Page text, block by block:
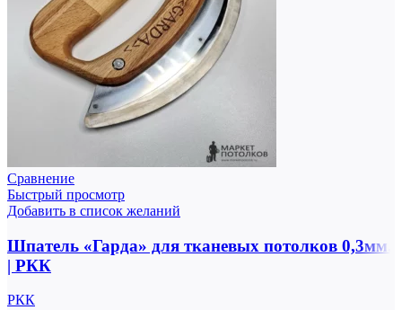
Сравнение
Быстрый просмотр
Добавить в список желаний
Шпатель «Гарда» для тканевых потолков 0,3мм.
| РКК
РКК